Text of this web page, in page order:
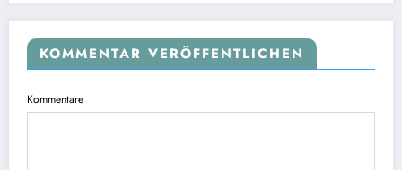
KOMMENTAR VERÖFFENTLICHEN
Kommentare